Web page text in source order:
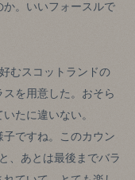
。いいフォースルで
むスコットランドの
を用意した。おそら
たに違いない。
子ですね。このカウン
、あとは最後までバラ